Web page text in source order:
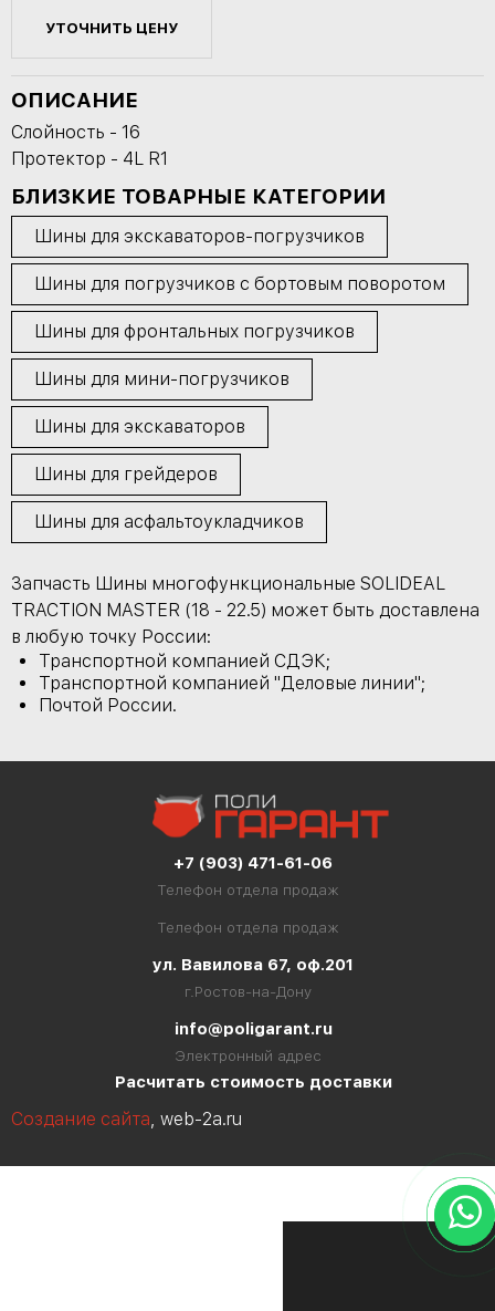
УТОЧНИТЬ ЦЕНУ
ОПИСАНИЕ
Слойность - 16
Протектор - 4L R1
БЛИЗКИЕ ТОВАРНЫЕ КАТЕГОРИИ
Шины для экскаваторов-погрузчиков
Шины для погрузчиков с бортовым поворотом
Шины для фронтальных погрузчиков
Шины для мини-погрузчиков
Шины для экскаваторов
Шины для грейдеров
Шины для асфальтоукладчиков
Запчасть Шины многофункциональные SOLIDEAL
TRACTION MASTER (18 - 22.5) может быть доставлена
в любую точку России:
Транспортной компанией СДЭК;
Транспортной компанией "Деловые линии";
Почтой России.
+7 (903) 471-61-06
Телефон отдела продаж
Телефон отдела продаж
ул. Вавилова 67, оф.201
г.Ростов-на-Дону
info@poligarant.ru
Электронный адрес
Расчитать стоимость доставки
Создание сайта, web-2a.ru